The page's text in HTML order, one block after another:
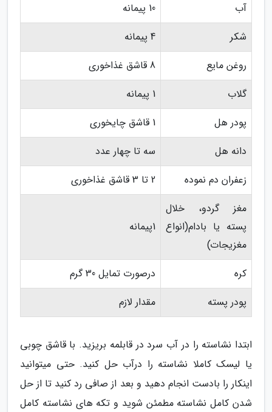
آب
10 پیمانه
شکر
4 پیمانه
روغن مایع
8 قاشق غذاخوری
گلاب
1 پیمانه
پودر هل
1 قاشق چایخوری
دانه هل
سه تا چهار عدد
زعفران دم نموده
2 تا 3 قاشق غذاخوری
مغز گردو، خلال
پسته یا بادام(انواع
مغزیجات)
1پیمانه
کره
درصورت تمایل 30 گرم
پودر پسته
مقدار لازم
ابتدا نشاسته را در آب سرد در قابلمه بریزید. با قاشق چوبی
یا لیسک کاملا نشاسته را درآب حل کنید. حتی میتوانید
اینکار را بادست انجام دهید و بعد از صافی رد کنید تا از حل
شدن کامل نشاسته مطمئن شوید و تکه های نشاسته کامل